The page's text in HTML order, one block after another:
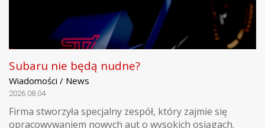
Subaru nie będą nudne?
Wiadomości / News
2026.08.04
Firma stworzyła specjalny zespół, który zajmie się
opracowywaniem nowych aut o wysokich osiągach.